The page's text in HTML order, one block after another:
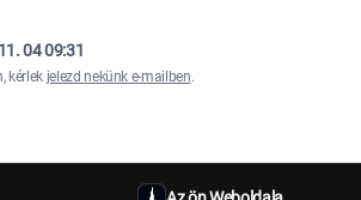
04 09:31
kérlek jelezd nekünk e-mailben.